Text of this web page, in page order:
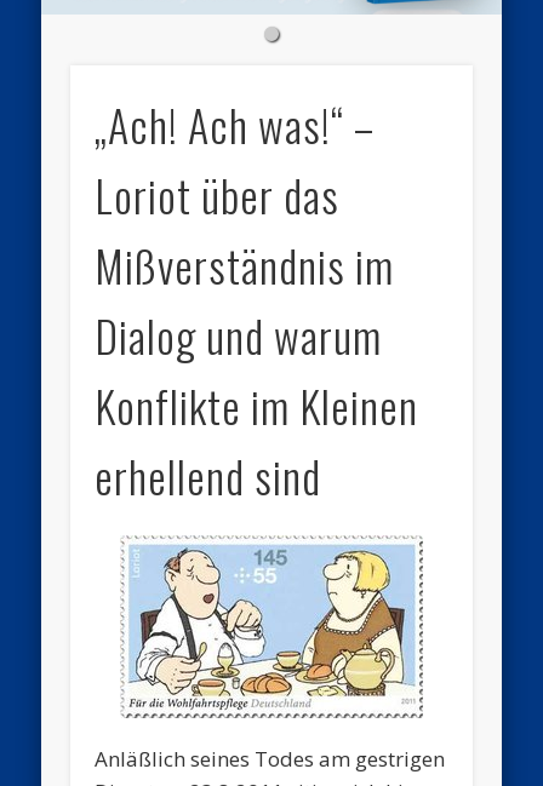
„Ach! Ach was!“ –
Loriot über das
Mißverständnis im
Dialog und warum
Konflikte im Kleinen
erhellend sind
Anläßlich seines Todes am gestrigen